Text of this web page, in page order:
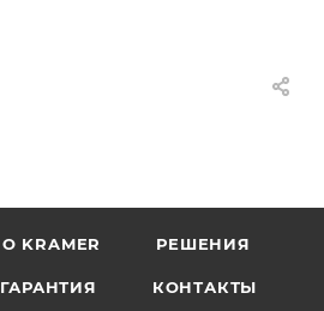
O KRAMER РЕШЕНИЯ
ГАРАНТИЯ КОНТАКТЫ